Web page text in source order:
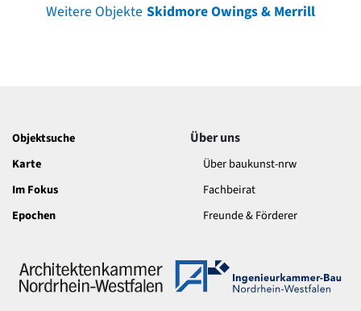
Weitere Objekte Skidmore Owings & Merrill
Objektsuche
Karte
Im Fokus
Epochen
Über uns
Über baukunst-nrw
Fachbeirat
Freunde & Förderer